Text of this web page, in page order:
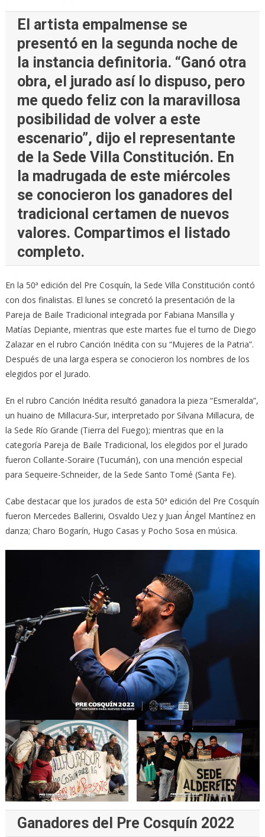
El artista empalmense se
presentó en la segunda noche de
la instancia definitoria. “Ganó otra
obra, el jurado así lo dispuso, pero
me quedo feliz con la maravillosa
posibilidad de volver a este
escenario”, dijo el representante
de la Sede Villa Constitución. En
la madrugada de este miércoles
se conocieron los ganadores del
tradicional certamen de nuevos
valores. Compartimos el listado
completo.
En la 50ª edición del Pre Cosquín, la Sede Villa Constitución contó
con dos finalistas. El lunes se concretó la presentación de la
Pareja de Baile Tradicional integrada por Fabiana Mansilla y
Matías Depiante, mientras que este martes fue el turno de Diego
Zalazar en el rubro Canción Inédita con su “Mujeres de la Patria”.
Después de una larga espera se conocieron los nombres de los
elegidos por el Jurado.
En el rubro Canción Inédita resultó ganadora la pieza “Esmeralda”,
un huaino de Millacura-Sur, interpretado por Silvana Millacura, de
la Sede Río Grande (Tierra del Fuego); mientras que en la
categoría Pareja de Baile Tradicional, los elegidos por el Jurado
fueron Collante-Soraire (Tucumán), con una mención especial
para Sequeire-Schneider, de la Sede Santo Tomé (Santa Fe).
Cabe destacar que los jurados de esta 50ª edición del Pre Cosquín
fueron Mercedes Ballerini, Osvaldo Uez y Juan Ángel Mantínez en
danza; Charo Bogarín, Hugo Casas y Pocho Sosa en música.
Ganadores del Pre Cosquín 2022